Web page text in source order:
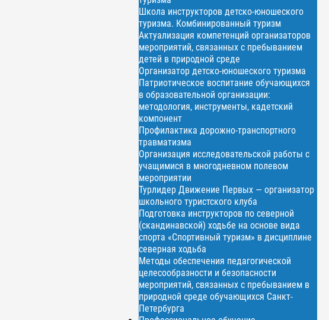
Школа инструкторов детско-юношеского
туризма. Комбинированный туризм
Актуализация компетенций организаторов
мероприятий, связанных с пребыванием
детей в природной среде
Организатор детско-юношеского туризма
Патриотическое воспитание обучающихся
в образовательной организации:
методология, инструменты, кадетский
компонент
Профилактика дорожно-транспортного
травматизма
Организация исследовательской работы с
учащимися в многодневном полевом
мероприятии
Турлидер Движение Первых — организатор
школьного туристского клуба
Подготовка инструкторов по северной
(скандинавской) ходьбе на основе вида
спорта «Спортивный туризм» в дисциплине
северная ходьба
Методы обеспечения педагогической
целесообразности и безопасности
мероприятий, связанных с пребыванием в
природной среде обучающихся Санкт-
Петербурга